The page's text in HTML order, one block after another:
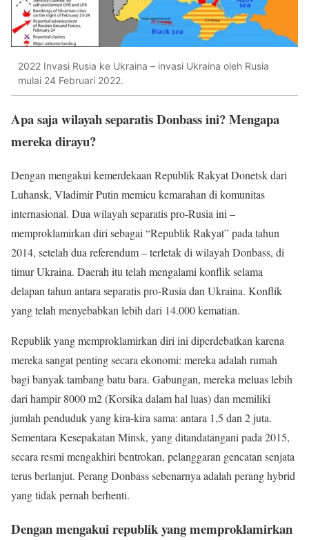
2022 Invasi Rusia ke Ukraina – invasi Ukraina oleh Rusia
mulai 24 Februari 2022.
Apa saja wilayah separatis Donbass ini? Mengapa
mereka dirayu?
Dengan mengakui kemerdekaan Republik Rakyat Donetsk dari
Luhansk, Vladimir Putin memicu kemarahan di komunitas
internasional. Dua wilayah separatis pro-Rusia ini –
memproklamirkan diri sebagai “Republik Rakyat” pada tahun
2014, setelah dua referendum – terletak di wilayah Donbass, di
timur Ukraina. Daerah itu telah mengalami konflik selama
delapan tahun antara separatis pro-Rusia dan Ukraina. Konflik
yang telah menyebabkan lebih dari 14.000 kematian.
Republik yang memproklamirkan diri ini diperdebatkan karena
mereka sangat penting secara ekonomi: mereka adalah rumah
bagi banyak tambang batu bara. Gabungan, mereka meluas lebih
dari hampir 8000 m2 (Korsika dalam hal luas) dan memiliki
jumlah penduduk yang kira-kira sama: antara 1,5 dan 2 juta.
Sementara Kesepakatan Minsk, yang ditandatangani pada 2015,
secara resmi mengakhiri bentrokan, pelanggaran gencatan senjata
terus berlanjut. Perang Donbass sebenarnya adalah perang hybrid
yang tidak pernah berhenti.
Dengan mengakui republik yang memproklamirkan